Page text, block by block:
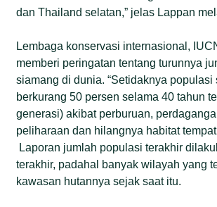
dan Thailand selatan,” jelas Lappan
Lembaga konservasi internasional,
memberi peringatan tentang turunnya
siamang di dunia. “Setidaknya populasi
berkurang 50 persen selama 40 tahun
generasi) akibat perburuan,
peliharaan dan hilangnya habitat tempat
Laporan jumlah populasi terakhir
terakhir, padahal banyak wilayah yang
kawasan hutannya sejak saat itu.